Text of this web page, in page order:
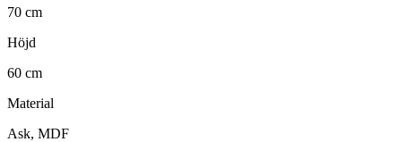
70 cm
Höjd
60 cm
Material
Ask, MDF